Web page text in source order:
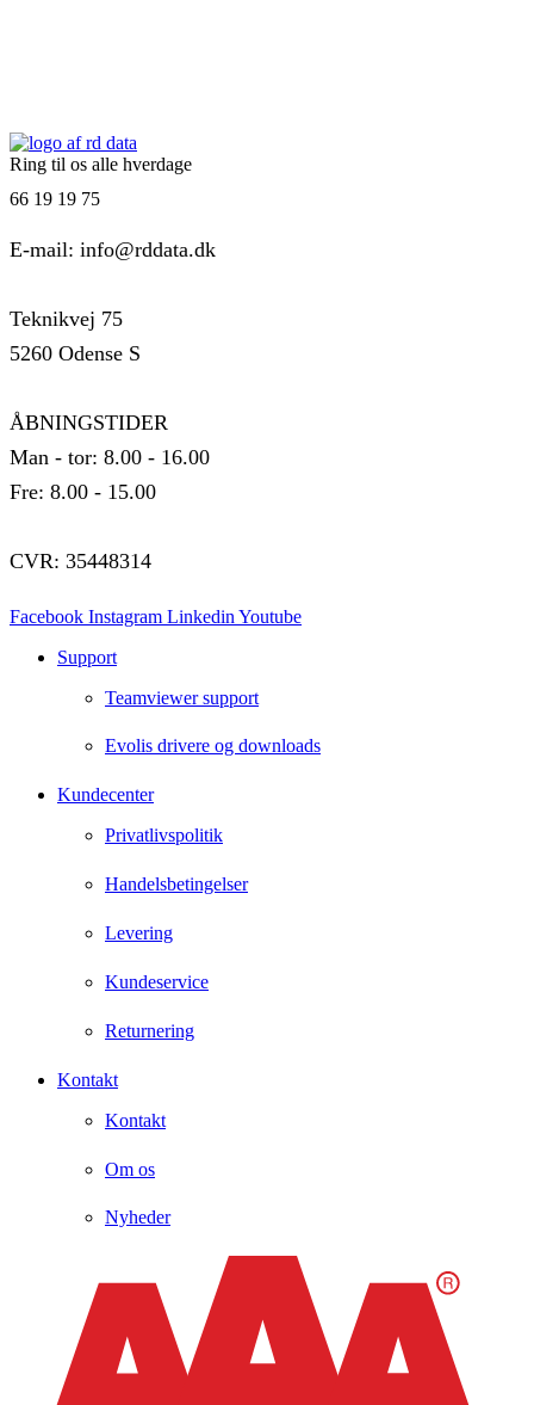
Ring til os alle hverdage
66 19 19 75
E-mail: info@rddata.dk
Teknikvej 75
5260 Odense S
ÅBNINGSTIDER
Man - tor: 8.00 - 16.00
Fre: 8.00 - 15.00
CVR: 35448314
Facebook Instagram Linkedin Youtube
Support
Teamviewer support
Evolis drivere og downloads
Kundecenter
Privatlivspolitik
Handelsbetingelser
Levering
Kundeservice
Returnering
Kontakt
Kontakt
Om os
Nyheder